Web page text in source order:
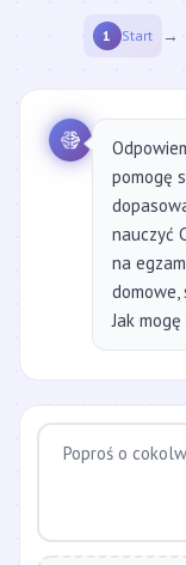
1 Start →
pomogę
nauczyć
na
Jak mogę